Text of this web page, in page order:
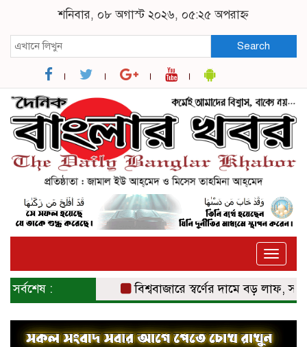
শনিবার, ০৮ অগাস্ট ২০২৬, ০৫:২৫ অপরাহ্ন
Search
Toggle
সর্বশেষ : বিশ্ববাজারে স্বর্ণের দামে বড় লাফ, সাত